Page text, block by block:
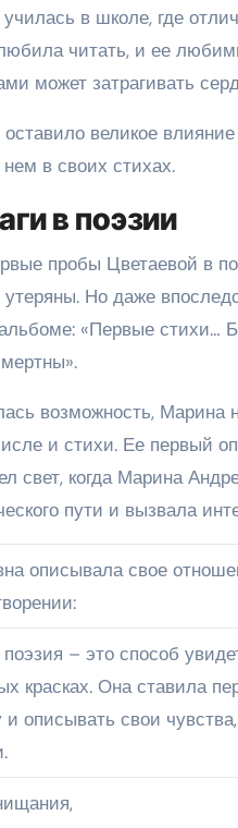
в школе, где
читать, и ее
может затрагивать
великое
в своих стихах.
в поэзии
пробы Цветаевой в
Но даже
«Первые стихи…
возможность, Марина
и стихи. Ее первый
свет, когда Марина
пути и вызвала
описывала свое
– это способ
красках. Она ставила
и описывать свои